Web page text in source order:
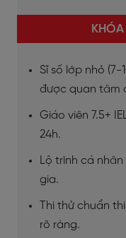
Sĩ số lớp nhỏ
được quan tâm
Giáo viên 7.5+
24h.
Lộ trình cá
gia.
Thi thử chuẩn
rõ ràng.